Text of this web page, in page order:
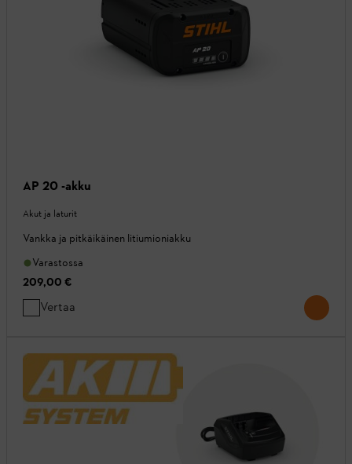
AP 20 -akku
Akut ja laturit
Vankka ja pitkäikäinen litiumioniakku
Varastossa
209,00 €
Vertaa